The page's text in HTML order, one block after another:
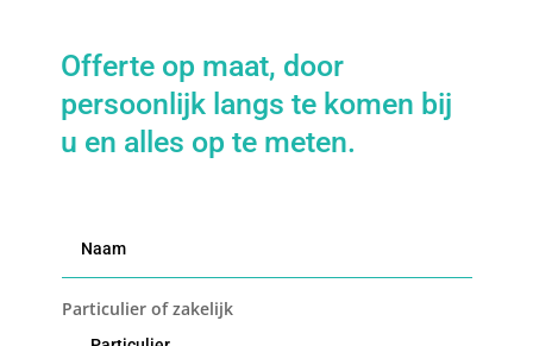
Offerte op maat, door
persoonlijk langs te komen bij
u en alles op te meten.
Particulier of zakelijk